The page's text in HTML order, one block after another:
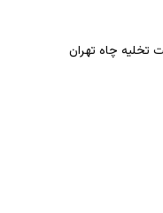
تخلیه چاه تهران